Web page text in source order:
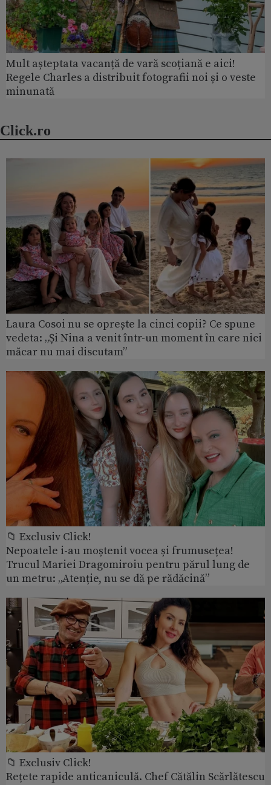
Mult așteptata vacanță de vară scoțiană e aici!
Regele Charles a distribuit fotografii noi și o veste
minunată
Click.ro
Laura Cosoi nu se oprește la cinci copii? Ce spune
vedeta: „Și Nina a venit într-un moment în care nici
măcar nu mai discutam”
📁 Exclusiv Click!
Nepoatele i-au moștenit vocea și frumusețea!
Trucul Mariei Dragomiroiu pentru părul lung de
un metru: „Atenție, nu se dă pe rădăcină”
📁 Exclusiv Click!
Rețete rapide anticaniculă. Chef Cătălin Scărlătescu